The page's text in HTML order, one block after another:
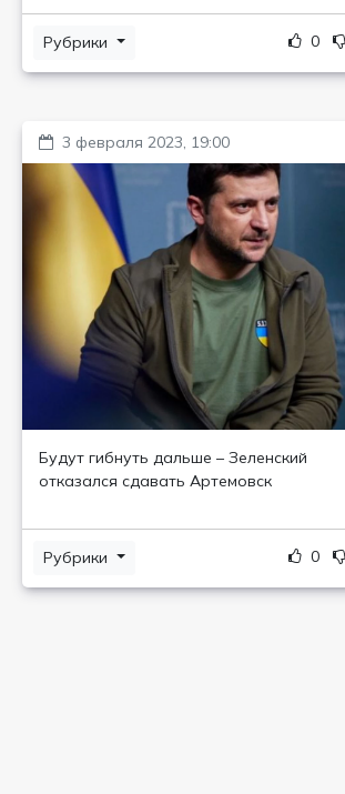
Рубрики 0
3 февраля 2023, 19:00
Будут гибнуть дальше – Зеленский
отказался сдавать Артемовск
Рубрики 0